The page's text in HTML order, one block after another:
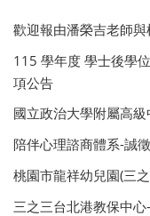
歡迎報由潘榮吉老師
115 學年度 學士後學
項公告
國立政治大學附屬高
陪伴心理諮商體系-誠
桃園市龍祥幼兒園(三
三之三台北港教保中